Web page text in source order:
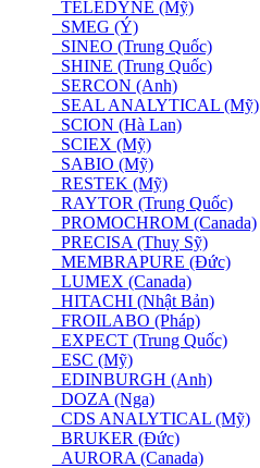
TELEDYNE (Mỹ)
SMEG (Ý)
SINEO (Trung Quốc)
SHINE (Trung Quốc)
SERCON (Anh)
SEAL ANALYTICAL (Mỹ)
SCION (Hà Lan)
SCIEX (Mỹ)
SABIO (Mỹ)
RESTEK (Mỹ)
RAYTOR (Trung Quốc)
PROMOCHROM (Canada)
PRECISA (Thuỵ Sỹ)
MEMBRAPURE (Đức)
LUMEX (Canada)
HITACHI (Nhật Bản)
FROILABO (Pháp)
EXPECT (Trung Quốc)
ESC (Mỹ)
EDINBURGH (Anh)
DOZA (Nga)
CDS ANALYTICAL (Mỹ)
BRUKER (Đức)
AURORA (Canada)